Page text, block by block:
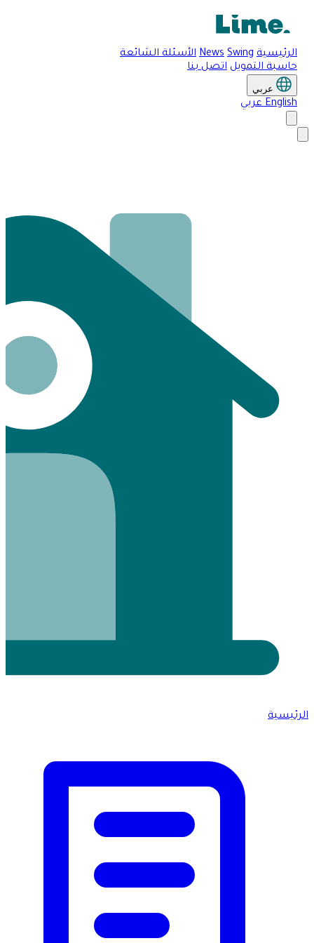
الرئيسية News Swing
الأسئلة الشائعة
حاسبة التمويل اتصل بنا
عربي
English عربي
الرئيسية